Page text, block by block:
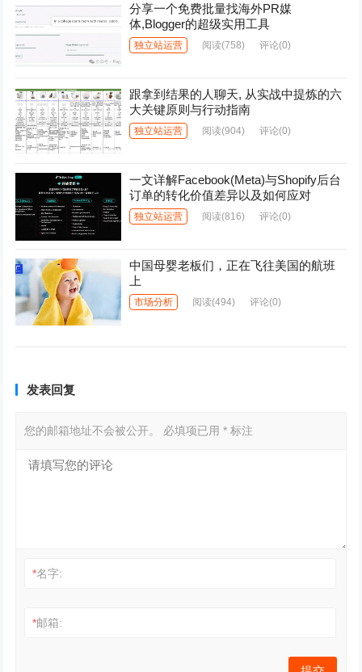
分享一个免费批量找海外PR媒
体,Blogger的超级实用工具
独立站运营 阅读(758) 评论(0)
跟拿到结果的人聊天, 从实战中提炼的六
大关键原则与行动指南
独立站运营 阅读(904) 评论(0)
一文详解Facebook(Meta)与Shopify后台
订单的转化价值差异以及如何应对
独立站运营 阅读(816) 评论(0)
中国母婴老板们，正在飞往美国的航班
上
市场分析 阅读(494) 评论(0)
发表回复
您的邮箱地址不会被公开。 必填项已用* 标注
*名字:
*邮箱: